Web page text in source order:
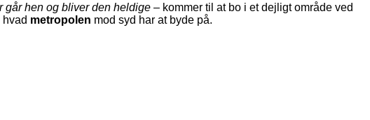
går hen og bliver den heldige – kommer til at bo i et dejligt område ved
metropolen mod syd har at byde på.